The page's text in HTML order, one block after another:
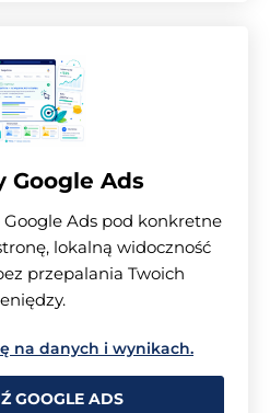
Google Ads
Ads pod konkretne
lokalną widoczność
przepalania Twoich
na danych i wynikach.
GOOGLE ADS